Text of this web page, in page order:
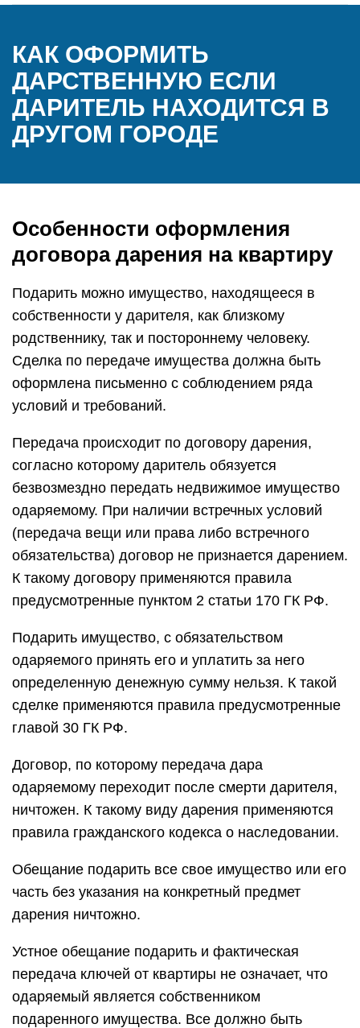
КАК ОФОРМИТЬ
ДАРСТВЕННУЮ ЕСЛИ
ДАРИТЕЛЬ НАХОДИТСЯ В
ДРУГОМ ГОРОДЕ
Особенности оформления
договора дарения на квартиру
Подарить можно имущество, находящееся в
собственности у дарителя, как близкому
родственнику, так и постороннему человеку.
Сделка по передаче имущества должна быть
оформлена письменно с соблюдением ряда
условий и требований.
Передача происходит по договору дарения,
согласно которому даритель обязуется
безвозмездно передать недвижимое имущество
одаряемому. При наличии встречных условий
(передача вещи или права либо встречного
обязательства) договор не признается дарением.
К такому договору применяются правила
предусмотренные пунктом 2 статьи 170 ГК РФ.
Подарить имущество, с обязательством
одаряемого принять его и уплатить за него
определенную денежную сумму нельзя. К такой
сделке применяются правила предусмотренные
главой 30 ГК РФ.
Договор, по которому передача дара
одаряемому переходит после смерти дарителя,
ничтожен. К такому виду дарения применяются
правила гражданского кодекса о наследовании.
Обещание подарить все свое имущество или его
часть без указания на конкретный предмет
дарения ничтожно.
Устное обещание подарить и фактическая
передача ключей от квартиры не означает, что
одаряемый является собственником
подаренного имущества. Все должно быть